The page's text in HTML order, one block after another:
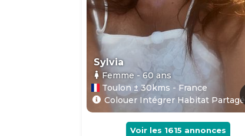
Sylvia
Femme - 60ans
Toulon ± 30kms - France
Colouer Intégrer Habitat Partagé
Voir les 1615 annonces